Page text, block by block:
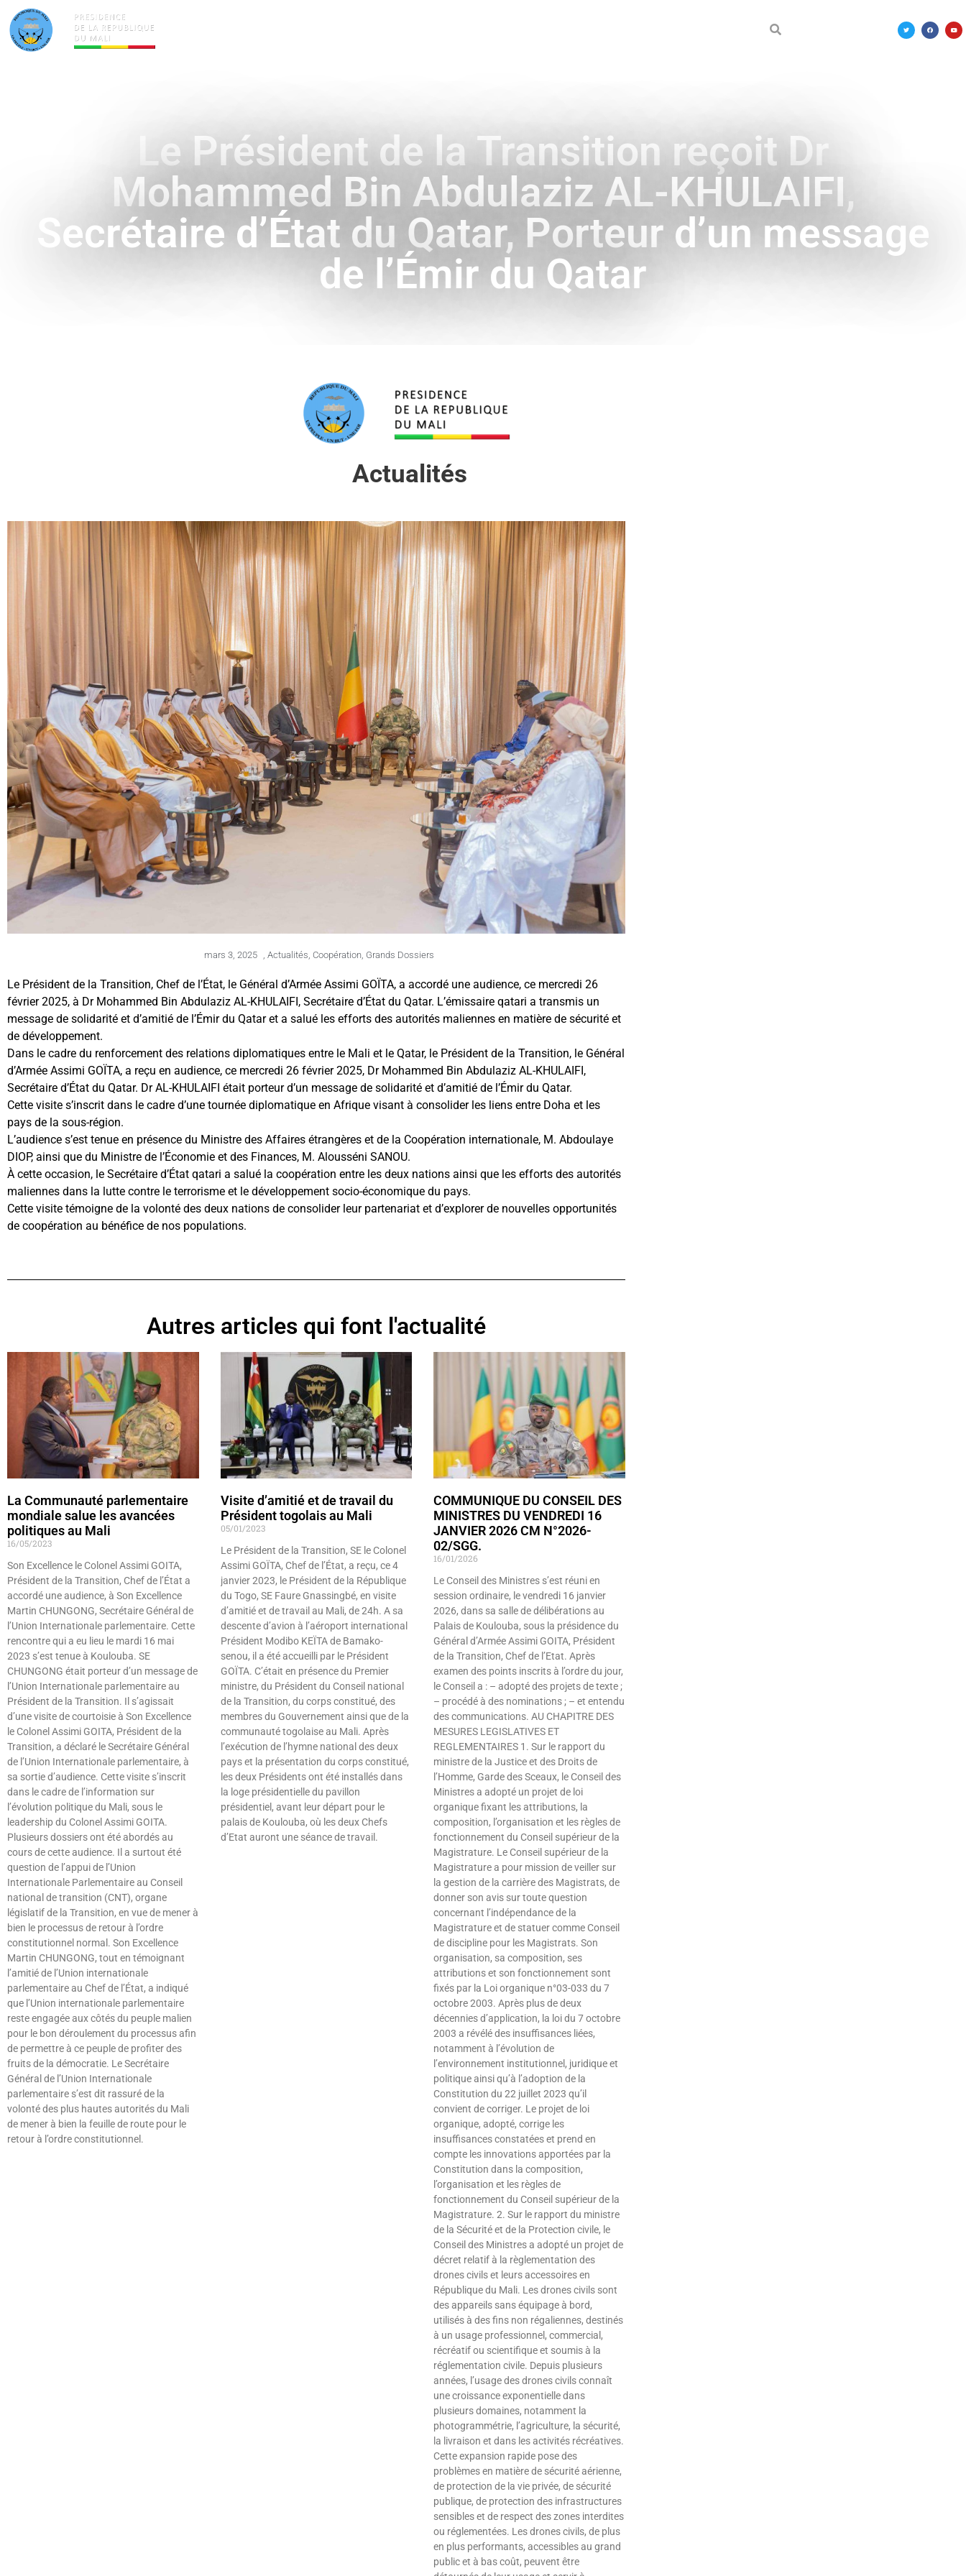
Le Président de la Transition reçoit Dr
Mohammed Bin Abdulaziz AL-KHULAIFI,
Secrétaire d’État du Qatar, Porteur d’un message
de l’Émir du Qatar
Actualités
mars 3, 2025 Actualités Coopération Grands Dossiers
Le Président de la Transition, Chef de l’État, le Général d’Armée Assimi GOÏTA, a accordé une audience, ce mercredi 26
février 2025, à Dr Mohammed Bin Abdulaziz AL-KHULAIFI, Secrétaire d’État du Qatar. L’émissaire qatari a transmis un
message de solidarité et d’amitié de l’Émir du Qatar et a salué les efforts des autorités maliennes en matière de sécurité et
de développement.
Dans le cadre du renforcement des relations diplomatiques entre le Mali et le Qatar, le Président de la Transition, le Général
d’Armée Assimi GOÏTA, a reçu en audience, ce mercredi 26 février 2025, Dr Mohammed Bin Abdulaziz AL-KHULAIFI,
Secrétaire d’État du Qatar. Dr AL-KHULAIFI était porteur d’un message de solidarité et d’amitié de l’Émir du Qatar.
Cette visite s’inscrit dans le cadre d’une tournée diplomatique en Afrique visant à consolider les liens entre Doha et les
pays de la sous-région.
L’audience s’est tenue en présence du Ministre des Affaires étrangères et de la Coopération internationale, M. Abdoulaye
DIOP, ainsi que du Ministre de l’Économie et des Finances, M. Alousséni SANOU.
À cette occasion, le Secrétaire d’État qatari a salué la coopération entre les deux nations ainsi que les efforts des autorités
maliennes dans la lutte contre le terrorisme et le développement socio-économique du pays.
Cette visite témoigne de la volonté des deux nations de consolider leur partenariat et d’explorer de nouvelles opportunités
de coopération au bénéfice de nos populations.
Autres articles qui font l'actualité
La Communauté parlementaire
mondiale salue les avancées
politiques au Mali
16/05/2023
Son Excellence le Colonel Assimi GOITA,
Président de la Transition, Chef de l’État a
accordé une audience, à Son Excellence
Martin CHUNGONG, Secrétaire Général de
l’Union Internationale parlementaire. Cette
rencontre qui a eu lieu le mardi 16 mai
2023 s’est tenue à Koulouba. SE
CHUNGONG était porteur d’un message de
l’Union Internationale parlementaire au
Président de la Transition. Il s’agissait
d’une visite de courtoisie à Son Excellence
le Colonel Assimi GOITA, Président de la
Transition, a déclaré le Secrétaire Général
de l’Union Internationale parlementaire, à
sa sortie d’audience. Cette visite s’inscrit
dans le cadre de l’information sur
l’évolution politique du Mali, sous le
leadership du Colonel Assimi GOITA.
Plusieurs dossiers ont été abordés au
cours de cette audience. Il a surtout été
question de l’appui de l’Union
Internationale Parlementaire au Conseil
national de transition (CNT), organe
législatif de la Transition, en vue de mener à
bien le processus de retour à l’ordre
constitutionnel normal. Son Excellence
Martin CHUNGONG, tout en témoignant
l’amitié de l’Union internationale
parlementaire au Chef de l’État, a indiqué
que l’Union internationale parlementaire
reste engagée aux côtés du peuple malien
pour le bon déroulement du processus afin
de permettre à ce peuple de profiter des
fruits de la démocratie. Le Secrétaire
Général de l’Union Internationale
parlementaire s’est dit rassuré de la
volonté des plus hautes autorités du Mali
de mener à bien la feuille de route pour le
retour à l’ordre constitutionnel.
Visite d’amitié et de travail du
Président togolais au Mali
05/01/2023
Le Président de la Transition, SE le Colonel
Assimi GOÏTA, Chef de l’État, a reçu, ce 4
janvier 2023, le Président de la République
du Togo, SE Faure Gnassingbé, en visite
d’amitié et de travail au Mali, de 24h. A sa
descente d’avion à l’aéroport international
Président Modibo KEÏTA de Bamako-
senou, il a été accueilli par le Président
GOÏTA. C’était en présence du Premier
ministre, du Président du Conseil national
de la Transition, du corps constitué, des
membres du Gouvernement ainsi que de la
communauté togolaise au Mali. Après
l’exécution de l’hymne national des deux
pays et la présentation du corps constitué,
les deux Présidents ont été installés dans
la loge présidentielle du pavillon
présidentiel, avant leur départ pour le
palais de Koulouba, où les deux Chefs
d’Etat auront une séance de travail.
COMMUNIQUE DU CONSEIL DES
MINISTRES DU VENDREDI 16
JANVIER 2026 CM N°2026-
02/SGG.
16/01/2026
Le Conseil des Ministres s’est réuni en
session ordinaire, le vendredi 16 janvier
2026, dans sa salle de délibérations au
Palais de Koulouba, sous la présidence du
Général d’Armée Assimi GOITA, Président
de la Transition, Chef de l’Etat. Après
examen des points inscrits à l’ordre du jour,
le Conseil a : – adopté des projets de texte ;
– procédé à des nominations ; – et entendu
des communications. AU CHAPITRE DES
MESURES LEGISLATIVES ET
REGLEMENTAIRES 1. Sur le rapport du
ministre de la Justice et des Droits de
l’Homme, Garde des Sceaux, le Conseil des
Ministres a adopté un projet de loi
organique fixant les attributions, la
composition, l’organisation et les règles de
fonctionnement du Conseil supérieur de la
Magistrature. Le Conseil supérieur de la
Magistrature a pour mission de veiller sur
la gestion de la carrière des Magistrats, de
donner son avis sur toute question
concernant l’indépendance de la
Magistrature et de statuer comme Conseil
de discipline pour les Magistrats. Son
organisation, sa composition, ses
attributions et son fonctionnement sont
fixés par la Loi organique n°03-033 du 7
octobre 2003. Après plus de deux
décennies d’application, la loi du 7 octobre
2003 a révélé des insuffisances liées,
notamment à l’évolution de
l’environnement institutionnel, juridique et
politique ainsi qu’à l’adoption de la
Constitution du 22 juillet 2023 qu’il
convient de corriger. Le projet de loi
organique, adopté, corrige les
insuffisances constatées et prend en
compte les innovations apportées par la
Constitution dans la composition,
l’organisation et les règles de
fonctionnement du Conseil supérieur de la
Magistrature. 2. Sur le rapport du ministre
de la Sécurité et de la Protection civile, le
Conseil des Ministres a adopté un projet de
décret relatif à la règlementation des
drones civils et leurs accessoires en
République du Mali. Les drones civils sont
des appareils sans équipage à bord,
utilisés à des fins non régaliennes, destinés
à un usage professionnel, commercial,
récréatif ou scientifique et soumis à la
réglementation civile. Depuis plusieurs
années, l’usage des drones civils connaît
une croissance exponentielle dans
plusieurs domaines, notamment la
photogrammétrie, l’agriculture, la sécurité,
la livraison et dans les activités récréatives.
Cette expansion rapide pose des
problèmes en matière de sécurité aérienne,
de protection de la vie privée, de sécurité
publique, de protection des infrastructures
sensibles et de respect des zones interdites
ou réglementées. Les drones civils, de plus
en plus performants, accessibles au grand
public et à bas coût, peuvent être